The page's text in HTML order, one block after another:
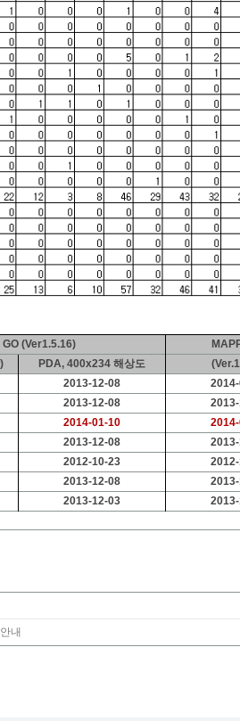
GO (Ver1.5.16)
PDA, 400x234 해상도
2013-12-08
2013-12-08
2014-01-10 2014-
2013-12-08
2012-10-23
2013-12-08
2013-12-03
내